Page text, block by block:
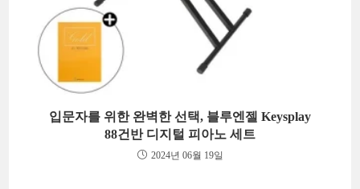
입문자를 위한 완벽한 선택, 블루엔젤 Keysplay
88건반 디지털 피아노 세트
2024년 06월 19일